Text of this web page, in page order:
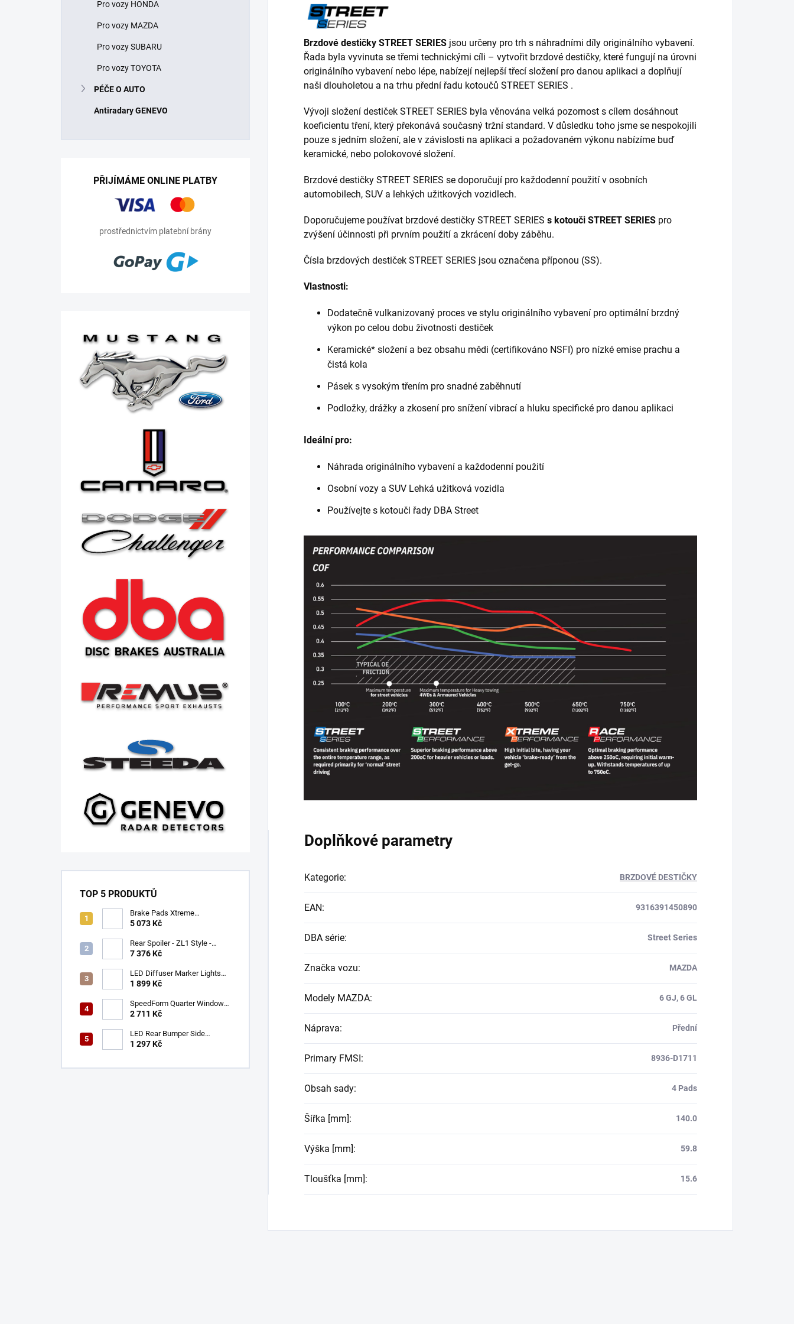
Pro vozy HONDA
Pro vozy MAZDA
Pro vozy SUBARU
Pro vozy TOYOTA
PÉČE O AUTO
Antiradary GENEVO
PŘIJÍMÁME ONLINE PLATBY
prostřednictvím platební brány
TOP 5 PRODUKTŮ
Brake Pads Xtreme
Performance ECE R90
(DB9021XP)
5 073 Kč
Rear Spoiler - ZL1 Style -
Gloss Black (CAMARO 16-23)
7 376 Kč
LED Diffuser Marker Lights
(CHALLENGER 15-23)
1 899 Kč
SpeedForm Quarter Window
Louvers - Gloss Black
2 711 Kč
LED Rear Bumper Side
Markers (MUSTANG 05-09)
1 297 Kč
Brzdové destičky STREET SERIES jsou určeny pro trh s náhradními díly originálního vybavení.
Řada byla vyvinuta se třemi technickými cíli – vytvořit brzdové destičky, které fungují na úrovni
originálního vybavení nebo lépe, nabízejí nejlepší třecí složení pro danou aplikaci a doplňují
naši dlouholetou a na trhu přední řadu kotoučů STREET SERIES .
Vývoji složení destiček STREET SERIES byla věnována velká pozornost s cílem dosáhnout
koeficientu tření, který překonává současný tržní standard. V důsledku toho jsme se nespokojili
pouze s jedním složení, ale v závislosti na aplikaci a požadovaném výkonu nabízíme buď
keramické, nebo polokovové složení.
Brzdové destičky STREET SERIES se doporučují pro každodenní použití v osobních
automobilech, SUV a lehkých užitkových vozidlech.
Doporučujeme používat brzdové destičky STREET SERIES s kotouči STREET SERIES pro
zvýšení účinnosti při prvním použití a zkrácení doby záběhu.
Čísla brzdových destiček STREET SERIES jsou označena příponou (SS).
Vlastnosti:
Dodatečně vulkanizovaný proces ve stylu originálního vybavení pro optimální brzdný
výkon po celou dobu životnosti destiček
Keramické* složení a bez obsahu mědi (certifikováno NSFI) pro nízké emise prachu a
čistá kola
Pásek s vysokým třením pro snadné zaběhnutí
Podložky, drážky a zkosení pro snížení vibrací a hluku specifické pro danou aplikaci
Ideální pro:
Náhrada originálního vybavení a každodenní použití
Osobní vozy a SUV Lehká užitková vozidla
Používejte s kotouči řady DBA Street
Doplňkové parametry
Kategorie: BRZDOVÉ DESTIČKY
EAN: 9316391450890
DBA série: Street Series
Značka vozu: MAZDA
Modely MAZDA: 6 GJ, 6 GL
Náprava: Přední
Primary FMSI: 8936-D1711
Obsah sady: 4 Pads
Šířka [mm]: 140.0
Výška [mm]: 59.8
Tloušťka [mm]: 15.6